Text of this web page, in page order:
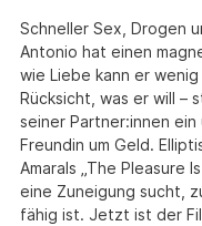
Schneller Sex, Drogen
Antonio hat einen
wie Liebe kann er
Rücksicht, was er will –
seiner Partner:innen
Freundin um Geld.
Amarals „The Pleasure
eine Zuneigung sucht,
fähig ist. Jetzt ist der